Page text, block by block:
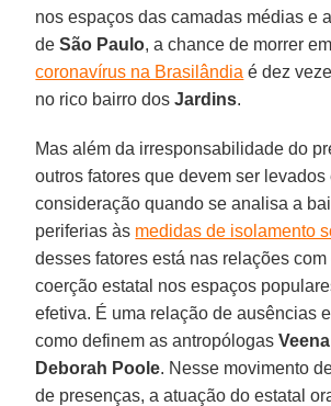
nos espaços das camadas médias e
deSão Paulo, a chance de morrer
coronavírus na Brasilândia é dez
no rico bairro dosJardins.
Mas além da irresponsabilidade do
outros fatores que devem ser levados
consideração quando se analisa a
periferias às medidas de isolamento
desses fatores está nas relações com
coerção estatal nos espaços
efetiva. É uma relação de ausências
como definem as antropólogas
Deborah Poole. Nesse movimento
de presenças, a atuação do estatal